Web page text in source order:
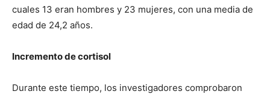
cuales 13 eran hombres y 23 mujeres, con una media de
edad de 24,2 años.
Incremento de cortisol
Durante este tiempo, los investigadores comprobaron